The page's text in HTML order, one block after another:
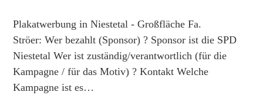
Plakatwerbung in Niestetal - Großfläche Fa.
Ströer: Wer bezahlt (Sponsor) ? Sponsor ist die SPD
Niestetal Wer ist zuständig/verantwortlich (für die
Kampagne / für das Motiv) ? Kontakt Welche
Kampagne ist es…